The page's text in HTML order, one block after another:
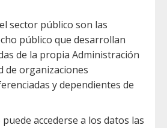
sector público son las
público que desarrollan
de la propia Administración
de organizaciones
y dependientes de
accederse a los datos las